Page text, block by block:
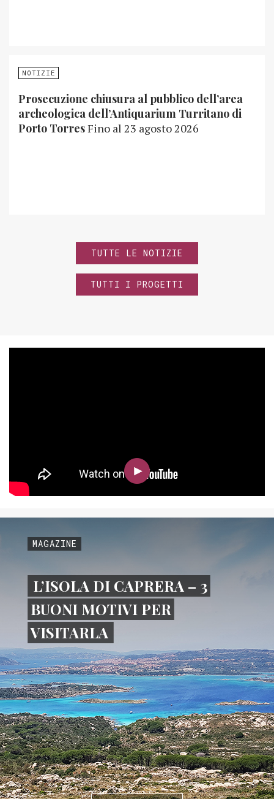
NOTIZIE
Prosecuzione chiusura al pubblico dell’area
archeologica dell’Antiquarium Turritano di
Porto TorresFino al 23 agosto 2026
TUTTE LE NOTIZIE
TUTTI I PROGETTI
MAGAZINE
L’ISOLA DI CAPRERA – 3
BUONI MOTIVI PER
VISITARLA